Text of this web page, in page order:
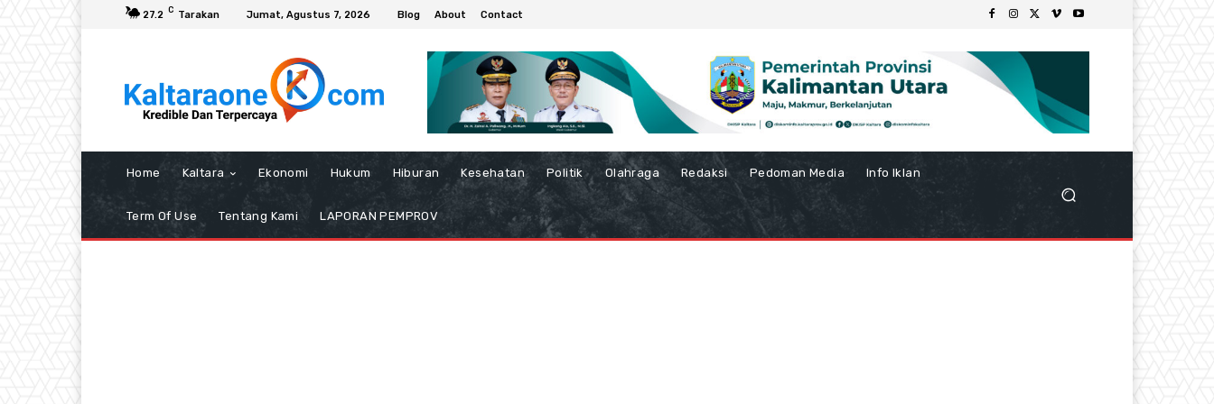
27.2 C Tarakan Jumat, Agustus 7, 2026 Blog About Contact
Home Kaltara Ekonomi Hukum Hiburan Kesehatan Politik Olahraga Redaksi Pedoman Media Info Iklan
Term Of Use Tentang Kami LAPORAN PEMPROV